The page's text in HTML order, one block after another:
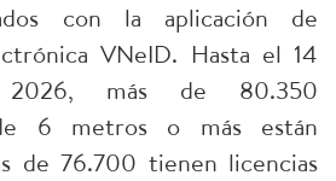
con la aplicación de
VNeID. Hasta el 14
más de 80.350
de 6 metros o más están
de 76.700 tienen licencias